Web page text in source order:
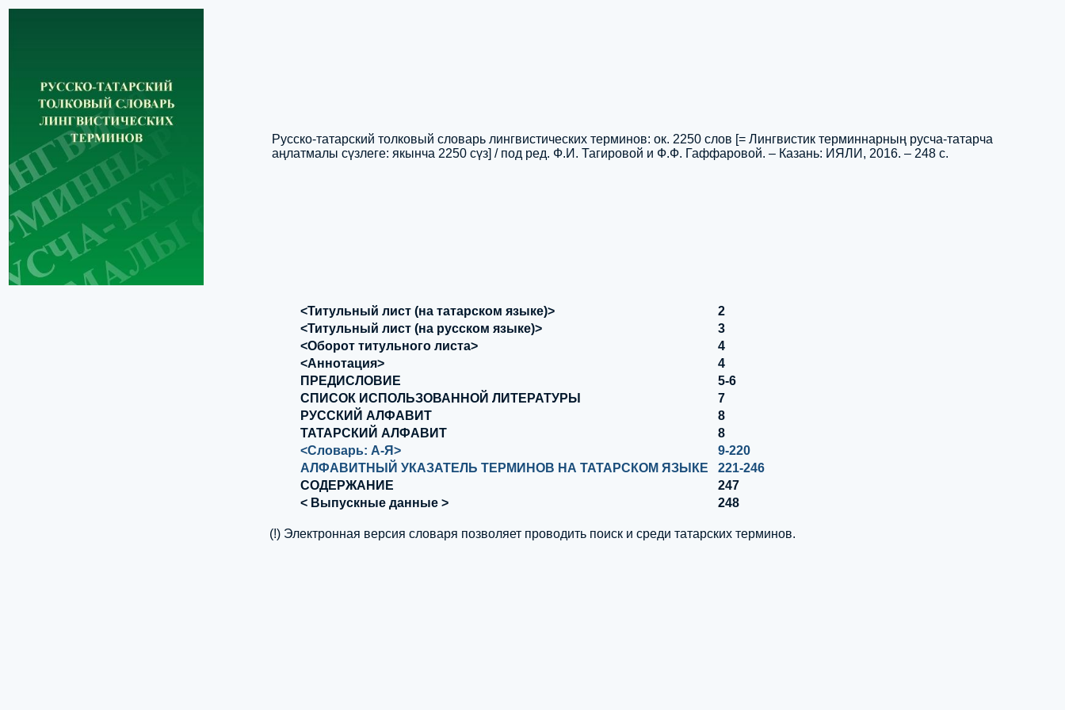
Русско-татарский толковый словарь лингвистических терминов: ок. 2250 слов [= Лингвистик терминнарның русча-татарча
аңлатмалы сүзлеге: якынча 2250 сүз] / под ред. Ф.И. Тагировой и Ф.Ф. Гаффаровой. – Казань: ИЯЛИ, 2016. – 248 с.
<Титульный лист (на татарском языке)>
2
<Титульный лист (на русском языке)>
3
<Оборот титульного листа>
4
<Аннотация>
4
ПРЕДИСЛОВИЕ
5-6
СПИСОК ИСПОЛЬЗОВАННОЙ ЛИТЕРАТУРЫ
7
РУССКИЙ АЛФАВИТ
8
ТАТАРСКИЙ АЛФАВИТ
8
<Словарь: А-Я>
9-220
АЛФАВИТНЫЙ УКАЗАТЕЛЬ ТЕРМИНОВ НА ТАТАРСКОМ ЯЗЫКЕ
221-246
СОДЕРЖАНИЕ
247
< Выпускные данные >
248
(!) Электронная версия словаря позволяет проводить поиск и среди татарских терминов.